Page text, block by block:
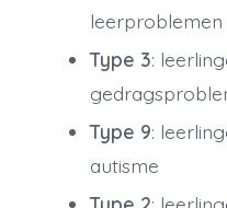
Type 3:
Type 9:
autisme